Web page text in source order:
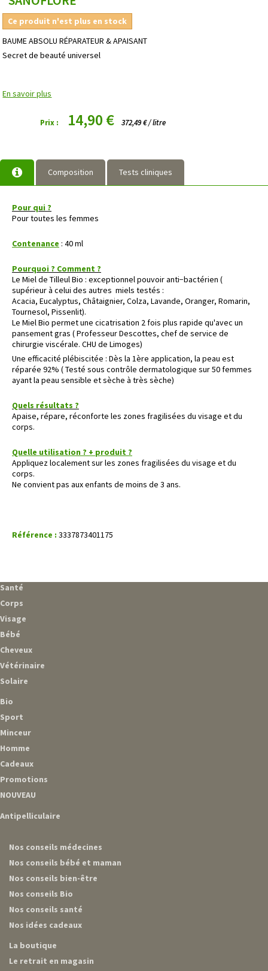
Ce produit n'est plus en stock
BAUME ABSOLU RÉPARATEUR & APAISANT
Secret de beauté universel
En savoir plus
Prix : 14,90 € 372,49 € / litre
Composition Tests cliniques
Pour qui ?
Pour toutes les femmes
Contenance : 40 ml
Pourquoi ? Comment ?
Le Miel de Tilleul Bio : exceptionnel pouvoir anti−bactérien (
supérieur à celui des autres miels testés :
Acacia, Eucalyptus, Châtaignier, Colza, Lavande, Oranger, Romarin,
Tournesol, Pissenlit).
Le Miel Bio permet une cicatrisation 2 fois plus rapide qu'avec un
pansement gras ( Professeur Descottes, chef de service de
chirurgie viscérale. CHU de Limoges)
Une efficacité plébiscitée : Dès la 1ère application, la peau est
réparée 92% ( Testé sous contrôle dermatologique sur 50 femmes
ayant la peau sensible et sèche à très sèche)
Quels résultats ?
Apaise, répare, réconforte les zones fragilisées du visage et du
corps.
Quelle utilisation ? + produit ?
Appliquez localement sur les zones fragilisées du visage et du
corps.
Ne convient pas aux enfants de moins de 3 ans.
Référence : 3337873401175
Santé
Corps
Visage
Bébé
Cheveux
Vétérinaire
Solaire
Bio
Sport
Minceur
Homme
Cadeaux
Promotions
NOUVEAU
Antipelliculaire
Nos conseils médecines
Nos conseils bébé et maman
Nos conseils bien-être
Nos conseils Bio
Nos conseils santé
Nos idées cadeaux
La boutique
Le retrait en magasin